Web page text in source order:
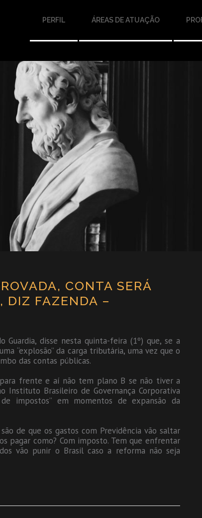
PERFIL ÁREAS DE ATUAÇÃO
CONTA SERÁ
DIZ FAZENDA –
Guardia, disse nesta quinta-feira (1º) que, se a
“explosão” da carga tributária, uma vez que o
das contas públicas.
frente e aí não tem plano B se não tiver a
Instituto Brasileiro de Governança Corporativa
de impostos” em momentos de expansão da
de que os gastos com Previdência vão saltar
pagar como? Com imposto. Tem que enfrentar
vão punir o Brasil caso a reforma não seja